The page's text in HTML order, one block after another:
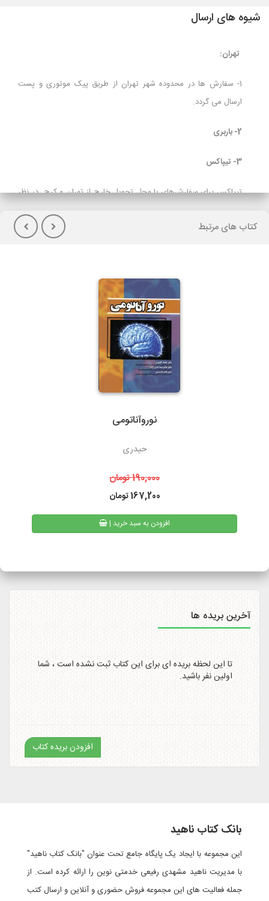
شیوه های ارسال
تهران:
1- سفارش ها در محدوده شهر تهران از طریق پیک موتوری و پست
ارسال می گردد.
2- باربری
3- تیپاکس
تیپاکس برای سفارش‌های با محل تحویل خارج از تهران و کرج در نظر
هنگام تحویل کالا(پس کرایه) دارند توصیه می شود.
گیلان)نسبت به سایر روشهای ارسال سریعتر می باشد. در صورت انتخاب
ارسال با پست تیپاکس، هزینه حمل به عهده مشتری خواهد بود.
سرویس‌دهی تیپاکس در بیش از 80 شهر که تک مسیره هستند به طور
معمول 24 ساعته است. شهرهایی که دومسیره یا راه دور هستند، معمولاً
در پست پیشتاز زمان تحویل، بسته به دوری یا نزدیکی شهر مقصد از
های خاص و روزهای پایانی سال به دلیل ترافیک سرویس های پستی
ممکن است کالا کمی با تاخیر به دست مشتریان محترم برسد.
همیچنین امکان پیگیری وضعیت سفارشات پست پیشتاز از طریق
رقمی میسر است.
کتاب های مرتبط
نوروآناتومی
حیدری
190,000تومان
167,200تومان
| افزودن به سبد خرید
آخرین بریده ها
تا این لحظه بریده ای برای این کتاب ثبت نشده است ، شما
اولین نفر باشید.
افزودن بریده کتاب
بانک کتاب ناهید
این مجموعه با ایجاد یک پایگاه جامع تحت عنوان "بانک کتاب ناهید"
با مدیریت ناهید مشهدی رفیعی خدمتی نوین را ارائه کرده است. از
جمله فعالیت های این مجموعه فروش حضوری و آنلاین و ارسال کتب